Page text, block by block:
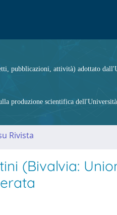
pubblicazioni, attività) adottato
produzione scientifica
Rivista
(Bivalvia: